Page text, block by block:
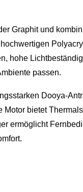
Graphit und
hohe
passen.
Dooya-
bietet
ermöglicht